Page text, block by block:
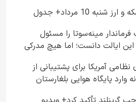
10 مرداد+ جدول
مینه‌سوتا را مسئول
ایالت دانست؛ اما هیچ مدرکی
آمریکا برای پشتیبانی از
وارد پایگاه هوایی بلغارستان